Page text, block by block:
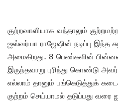
குற்றவாளியாக வந்தாலும்
ஐஸ்வர்யா ராஜேஷின் நடிப்பு இந்த
அமைகிறது. 8 பெண்களின்
இருந்தவாறு புரிந்து கொண்டு
எல்லாம் தானும் பங்கெடுத்துக்
குற்றம் செய்யாமல் தடுப்பது வரை